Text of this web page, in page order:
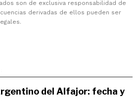
son de exclusiva responsabilidad de
derivadas de ellos pueden ser
del Alfajor: fecha y